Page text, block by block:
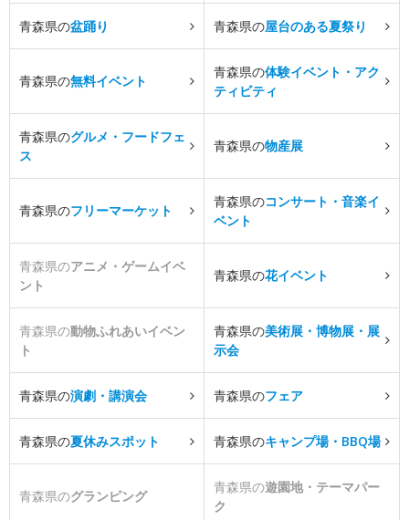
青森県の盆踊り 青森県の屋台のある夏祭り
青森県の無料イベント
青森県の体験イベント・アク
ティビティ
青森県のグルメ・フードフェ
ス
青森県の物産展
青森県のフリーマーケット
青森県のコンサート・音楽イ
ベント
青森県のアニメ・ゲームイベ
ント
青森県の花イベント
青森県の動物ふれあいイベン
ト
青森県の美術展・博物展・展
示会
青森県の演劇・講演会 青森県のフェア
青森県の夏休みスポット 青森県のキャンプ場・BBQ場
青森県のグランピング
青森県の遊園地・テーマパー
ク